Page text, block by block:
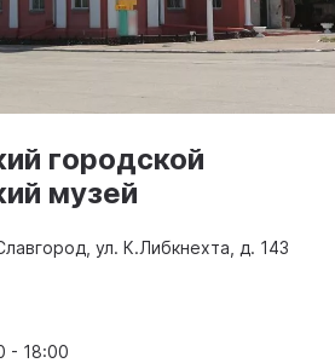
городской
музей
ул. К.Либкнехта, д. 143
- 18:00